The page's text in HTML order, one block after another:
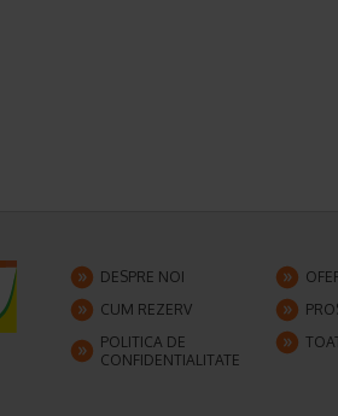
DESPRE NOI
CUM REZERV
POLITICA DE
CONFIDENTIALITATE